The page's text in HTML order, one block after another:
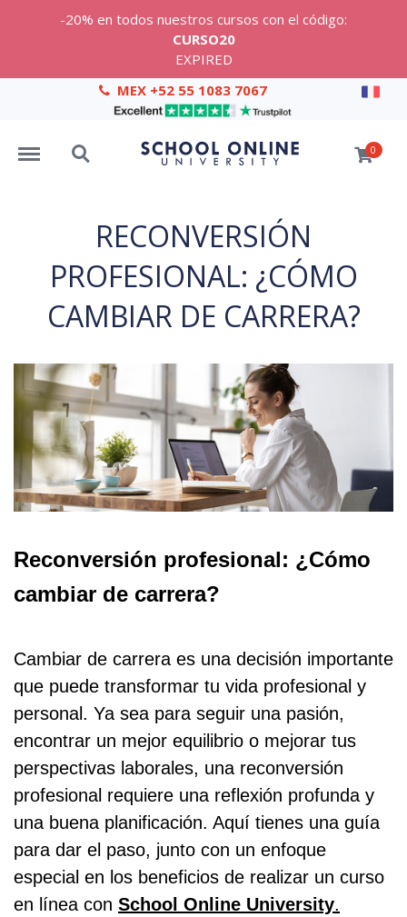
-20% en todos nuestros cursos con el código:
CURSO20
EXPIRED
MEX +52 55 1083 7067
Menu Search 0
RECONVERSIÓN
PROFESIONAL: ¿CÓMO
CAMBIAR DE CARRERA?
Reconversión profesional: ¿Cómo
cambiar de carrera?
Cambiar de carrera es una decisión importante
que puede transformar tu vida profesional y
personal. Ya sea para seguir una pasión,
encontrar un mejor equilibrio o mejorar tus
perspectivas laborales, una reconversión
profesional requiere una reflexión profunda y
una buena planificación. Aquí tienes una guía
para dar el paso, junto con un enfoque
especial en los beneficios de realizar un curso
en línea con School Online University.